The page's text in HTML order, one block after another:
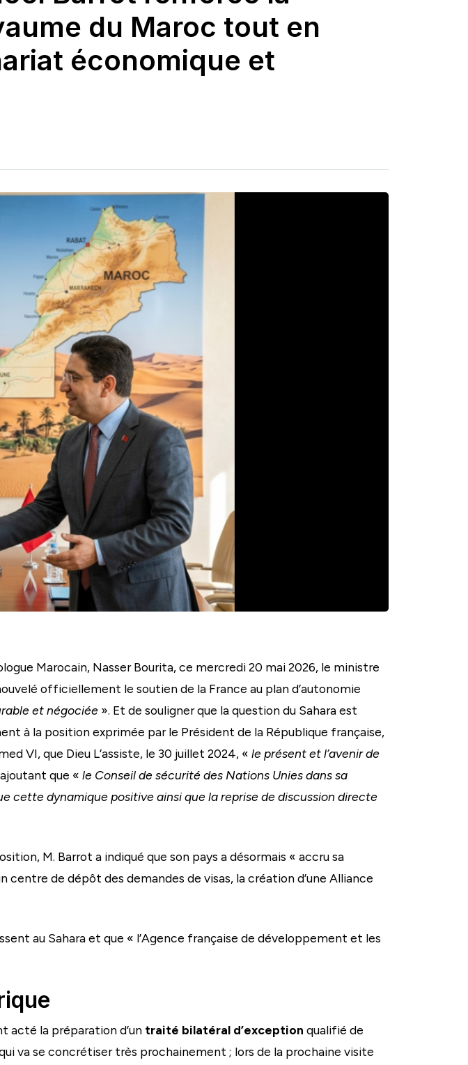
du Maroc tout en
économique et
Marocain, Nasser Bourita, ce mercredi 20 mai 2026, le ministre
officiellement le soutien de la France au plan d’autonomie
et négociée ». Et de souligner que la question du Sahara est
à la position exprimée par le Président de la République française,
VI, que Dieu L’assiste, le 30 juillet 2024, « le présent et l’avenir de
que « le Conseil de sécurité des Nations Unies dans sa
cette dynamique positive ainsi que la reprise de discussion directe
M. Barrot a indiqué que son pays a désormais « accru sa
centre de dépôt des demandes de visas, la création d’une Alliance
au Sahara et que « l’Agence française de développement et les
acté la préparation d’un traité bilatéral d’exception qualifié de
va se concrétiser très prochainement ; lors de la prochaine visite